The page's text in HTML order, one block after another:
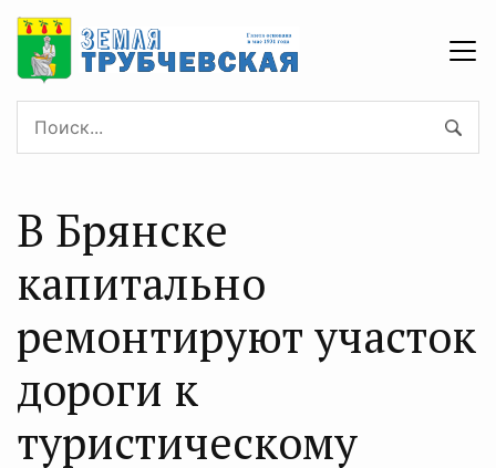
В Брянске
капитально
ремонтируют участок
дороги к
туристическому